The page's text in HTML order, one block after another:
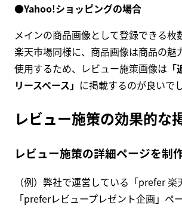
●Yahoo!ショッピングの場合
メインの商品画像として登録できる枚
楽天市場同様に、商品画像は商品の魅
使用するため、レビュー施策画像は
リースペース」 に掲載するのが良いで
レビュー施策の効果的な
レビュー施策の詳細ページを制
（例）弊社で運営している「prefer 楽
「preferレビュープレゼント企画」ペ